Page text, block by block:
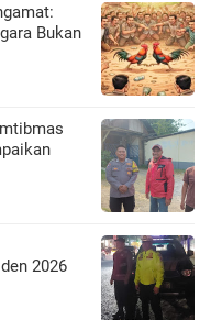
Bukan
2026